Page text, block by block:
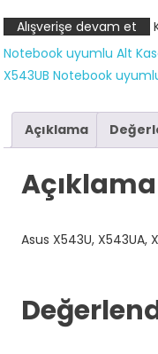
Alt
Kasa
adet
Alışverişe devam et
Notebook uyumlu Alt
X543UB Notebook
Açıklama
Açıklama
Asus X543U,